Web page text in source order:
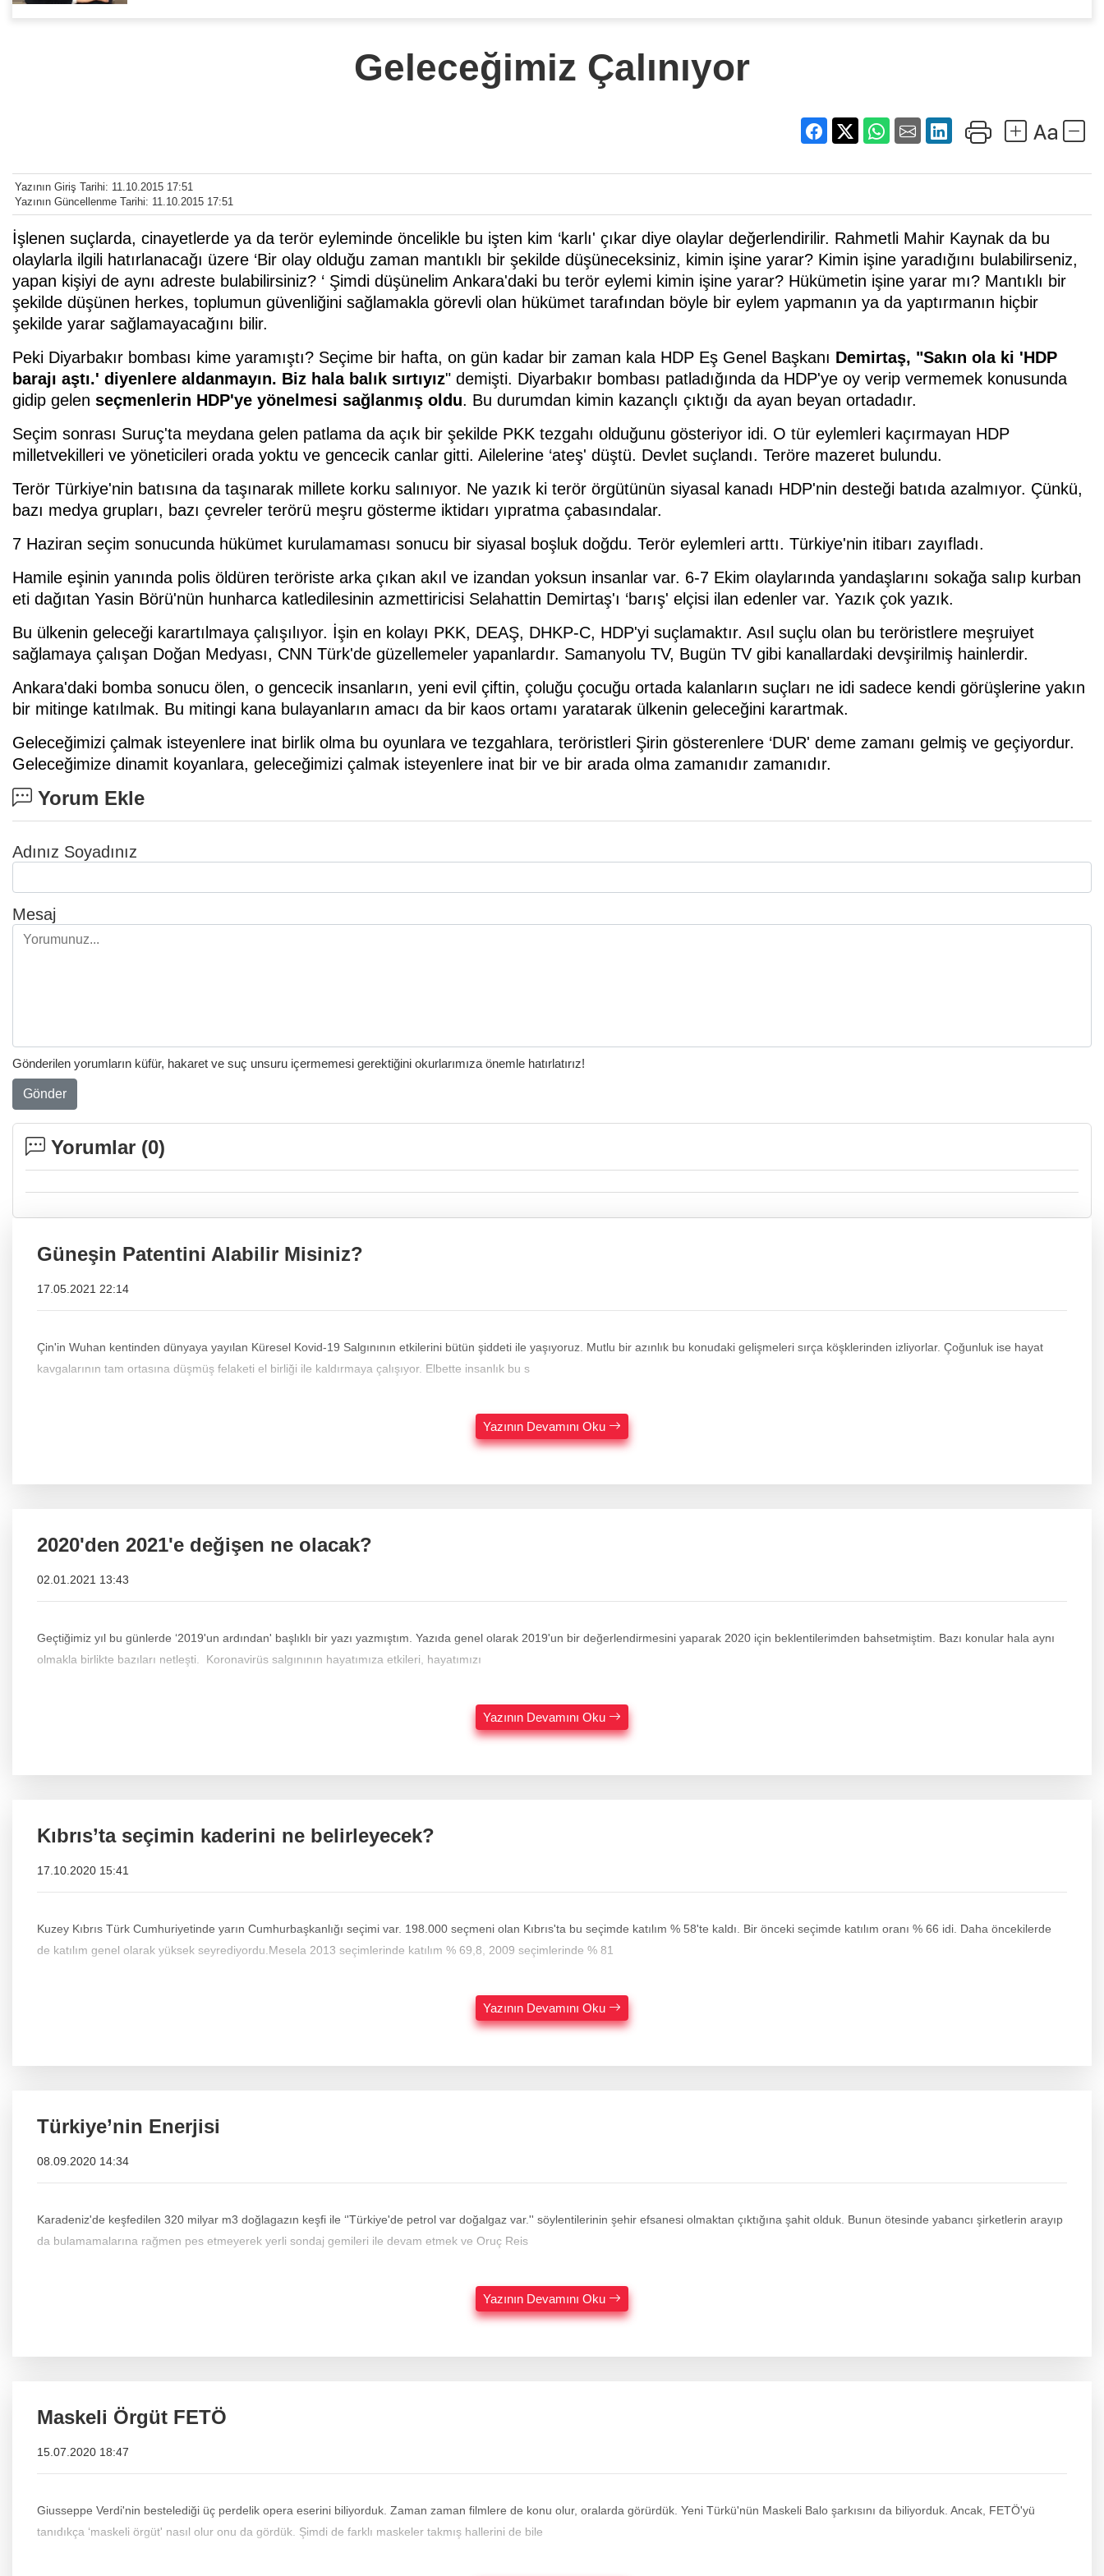
Geleceğimiz Çalınıyor
Yazının Giriş Tarihi: 11.10.2015 17:51
Yazının Güncellenme Tarihi: 11.10.2015 17:51
İşlenen suçlarda, cinayetlerde ya da terör eyleminde öncelikle bu işten kim ‘karlı' çıkar diye olaylar değerlendirilir. Rahmetli Mahir Kaynak da bu
olaylarla ilgili hatırlanacağı üzere ‘Bir olay olduğu zaman mantıklı bir şekilde düşüneceksiniz, kimin işine yarar? Kimin işine yaradığını bulabilirseniz,
yapan kişiyi de aynı adreste bulabilirsiniz? ‘ Şimdi düşünelim Ankara'daki bu terör eylemi kimin işine yarar? Hükümetin işine yarar mı? Mantıklı bir
şekilde düşünen herkes, toplumun güvenliğini sağlamakla görevli olan hükümet tarafından böyle bir eylem yapmanın ya da yaptırmanın hiçbir
şekilde yarar sağlamayacağını bilir.
Peki Diyarbakır bombası kime yaramıştı? Seçime bir hafta, on gün kadar bir zaman kala HDP Eş Genel Başkanı Demirtaş, "Sakın ola ki 'HDP
barajı aştı.' diyenlere aldanmayın. Biz hala balık sırtıyız" demişti. Diyarbakır bombası patladığında da HDP'ye oy verip vermemek konusunda
gidip gelen seçmenlerin HDP'ye yönelmesi sağlanmış oldu. Bu durumdan kimin kazançlı çıktığı da ayan beyan ortadadır.
Seçim sonrası Suruç'ta meydana gelen patlama da açık bir şekilde PKK tezgahı olduğunu gösteriyor idi. O tür eylemleri kaçırmayan HDP
milletvekilleri ve yöneticileri orada yoktu ve gencecik canlar gitti. Ailelerine ‘ateş' düştü. Devlet suçlandı. Teröre mazeret bulundu.
Terör Türkiye'nin batısına da taşınarak millete korku salınıyor. Ne yazık ki terör örgütünün siyasal kanadı HDP'nin desteği batıda azalmıyor. Çünkü,
bazı medya grupları, bazı çevreler terörü meşru gösterme iktidarı yıpratma çabasındalar.
7 Haziran seçim sonucunda hükümet kurulamaması sonucu bir siyasal boşluk doğdu. Terör eylemleri arttı. Türkiye'nin itibarı zayıfladı.
Hamile eşinin yanında polis öldüren teröriste arka çıkan akıl ve izandan yoksun insanlar var. 6-7 Ekim olaylarında yandaşlarını sokağa salıp kurban
eti dağıtan Yasin Börü'nün hunharca katledilesinin azmettiricisi Selahattin Demirtaş'ı ‘barış' elçisi ilan edenler var. Yazık çok yazık.
Bu ülkenin geleceği karartılmaya çalışılıyor. İşin en kolayı PKK, DEAŞ, DHKP-C, HDP'yi suçlamaktır. Asıl suçlu olan bu teröristlere meşruiyet
sağlamaya çalışan Doğan Medyası, CNN Türk'de güzellemeler yapanlardır. Samanyolu TV, Bugün TV gibi kanallardaki devşirilmiş hainlerdir.
Ankara'daki bomba sonucu ölen, o gencecik insanların, yeni evil çiftin, çoluğu çocuğu ortada kalanların suçları ne idi sadece kendi görüşlerine yakın
bir mitinge katılmak. Bu mitingi kana bulayanların amacı da bir kaos ortamı yaratarak ülkenin geleceğini karartmak.
Geleceğimizi çalmak isteyenlere inat birlik olma bu oyunlara ve tezgahlara, teröristleri Şirin gösterenlere ‘DUR' deme zamanı gelmiş ve geçiyordur.
Geleceğimize dinamit koyanlara, geleceğimizi çalmak isteyenlere inat bir ve bir arada olma zamanıdır zamanıdır.
Yorum Ekle
Adınız Soyadınız
Mesaj
Gönderilen yorumların küfür, hakaret ve suç unsuru içermemesi gerektiğini okurlarımıza önemle hatırlatırız!
Gönder
Yorumlar (0)
Güneşin Patentini Alabilir Misiniz?
17.05.2021 22:14
Çin'in Wuhan kentinden dünyaya yayılan Küresel Kovid-19 Salgınının etkilerini bütün şiddeti ile yaşıyoruz. Mutlu bir azınlık bu konudaki gelişmeleri sırça köşklerinden izliyorlar. Çoğunluk ise hayat
kavgalarının tam ortasına düşmüş felaketi el birliği ile kaldırmaya çalışıyor. Elbette insanlık bu s
Yazının Devamını Oku
2020'den 2021'e değişen ne olacak?
02.01.2021 13:43
Geçtiğimiz yıl bu günlerde ‘2019'un ardından' başlıklı bir yazı yazmıştım. Yazıda genel olarak 2019'un bir değerlendirmesini yaparak 2020 için beklentilerimden bahsetmiştim. Bazı konular hala aynı
olmakla birlikte bazıları netleşti. Koronavirüs salgınının hayatımıza etkileri, hayatımızı
Yazının Devamını Oku
Kıbrıs’ta seçimin kaderini ne belirleyecek?
17.10.2020 15:41
Kuzey Kıbrıs Türk Cumhuriyetinde yarın Cumhurbaşkanlığı seçimi var. 198.000 seçmeni olan Kıbrıs'ta bu seçimde katılım % 58'te kaldı. Bir önceki seçimde katılım oranı % 66 idi. Daha öncekilerde
de katılım genel olarak yüksek seyrediyordu.Mesela 2013 seçimlerinde katılım % 69,8, 2009 seçimlerinde % 81
Yazının Devamını Oku
Türkiye’nin Enerjisi
08.09.2020 14:34
Karadeniz'de keşfedilen 320 milyar m3 doğlagazın keşfi ile ‘'Türkiye'de petrol var doğalgaz var.'' söylentilerinin şehir efsanesi olmaktan çıktığına şahit olduk. Bunun ötesinde yabancı şirketlerin arayıp
da bulamamalarına rağmen pes etmeyerek yerli sondaj gemileri ile devam etmek ve Oruç Reis
Yazının Devamını Oku
Maskeli Örgüt FETÖ
15.07.2020 18:47
Giusseppe Verdi'nin bestelediği üç perdelik opera eserini biliyorduk. Zaman zaman filmlere de konu olur, oralarda görürdük. Yeni Türkü'nün Maskeli Balo şarkısını da biliyorduk. Ancak, FETÖ'yü
tanıdıkça ‘maskeli örgüt' nasıl olur onu da gördük. Şimdi de farklı maskeler takmış hallerini de bile